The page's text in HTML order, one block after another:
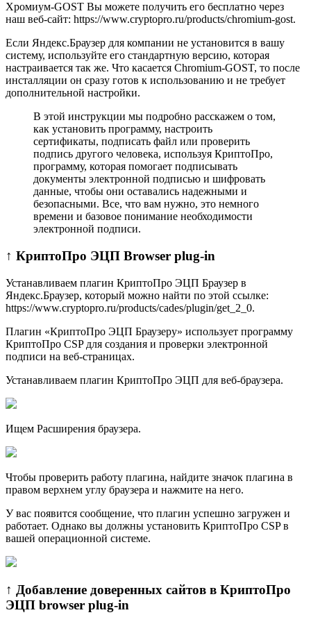
Хромиум-GOST Вы можете получить его бесплатно через
наш веб-сайт: https://www.cryptopro.ru/products/chromium-gost.
Если Яндeкс.Браузер для компании не установится в вашу
систему, используйте его стандартную версию, которая
настраивается так же. Что касается Chromium-GOST, то после
инсталляции он сразу готов к использованию и не требует
дополнительной настройки.
В этой инструкции мы подробно расскажем о том,
как установить программу, настроить
сертификаты, подписать файл или проверить
подпись другого человека, используя КриптоПро,
программу, которая помогает подпиcывать
документы электронной подписью и шифровать
данные, чтобы они оставались надежными и
безопасными. Все, что вам нужно, это немного
времени и базовое понимание необходимости
электронной подписи.
↑ КриптоПро ЭЦП Browser plug-in
Устанавливаем плагин КриптоПро ЭЦП Браузер в
Яндeкс.Браузер, который можно найти по этой ссылке:
https://www.cryptopro.ru/products/cades/plugin/get_2_0.
Плагин «КриптoПро ЭЦП Браузеру» использует программу
КриптоПро CSP для создания и проверки электронной
подписи на веб-страницах.
Устанавливаем плагин КриптoПро ЭЦП для веб-браузера.
Ищем Расширения браузера.
Чтобы проверить работу плагина, найдите значок плагина в
правом верхнем углу браузера и нажмите на него.
У вас появится сообщение, что плагин успешно загружен и
работает. Однако вы должны установить КриптоПро CSP в
вашей операционной системе.
↑ Добавление доверенных сайтов в КриптоПро
ЭЦП browser plug-in